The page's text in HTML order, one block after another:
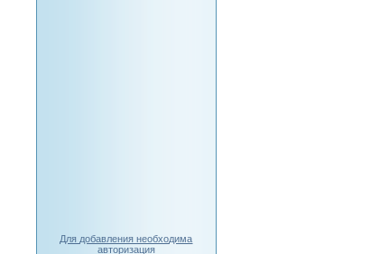
Для добавления необходима
авторизация